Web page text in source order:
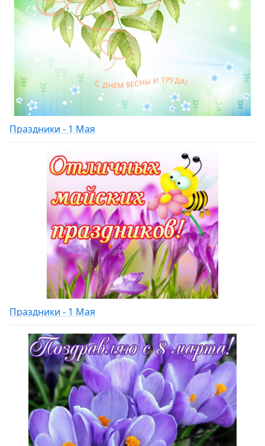
Праздники - 1 Мая
Праздники - 1 Мая